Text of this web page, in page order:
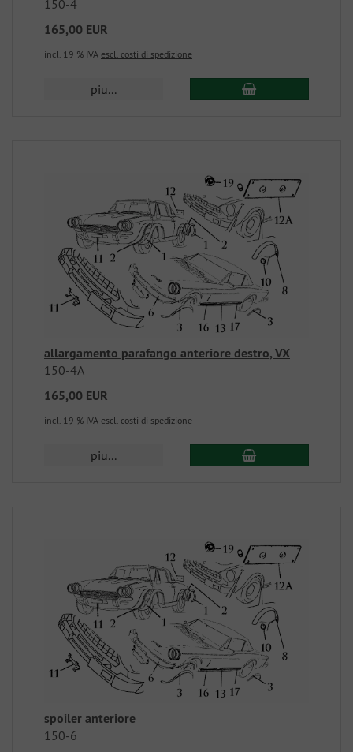
150-4
165,00 EUR
incl. 19 % IVA escl. costi di spedizione
piu...
allargamento parafango anteriore destro, VX
150-4A
165,00 EUR
incl. 19 % IVA escl. costi di spedizione
piu...
spoiler anteriore
150-6